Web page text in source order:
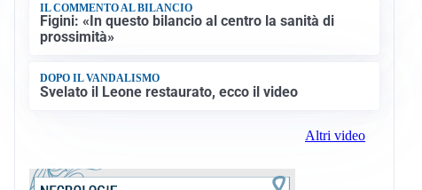
IL COMMENTO AL BILANCIO
Figini: «In questo bilancio al centro la sanità di
prossimità»
DOPO IL VANDALISMO
Svelato il Leone restaurato, ecco il video
Altri video